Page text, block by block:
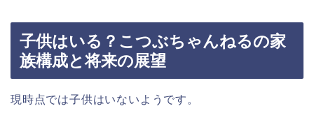
子供はいる？こつぶちゃんねるの家
族構成と将来の展望
現時点では子供はいないようです。